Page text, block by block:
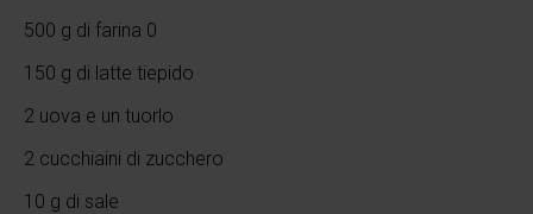
500 g di farina 0
150 g di latte tiepido
2 uova e un tuorlo
2 cucchiaini di zucchero
10 g di sale